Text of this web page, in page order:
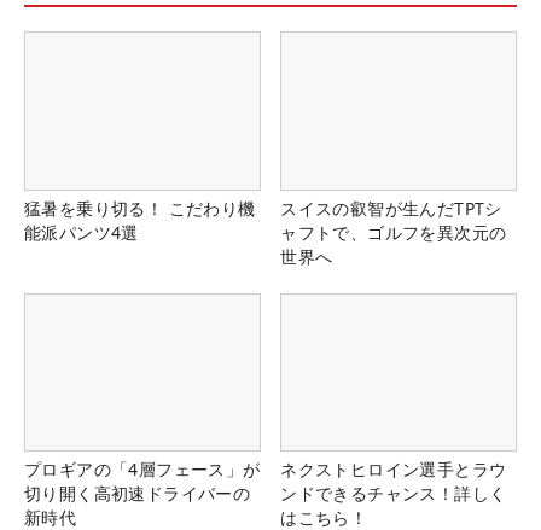
猛暑を乗り切る！ こだわり機
能派パンツ4選
スイスの叡智が生んだTPTシ
ャフトで、ゴルフを異次元の
世界へ
プロギアの「4層フェース」が
切り開く高初速ドライバーの
新時代
ネクストヒロイン選手とラウ
ンドできるチャンス！詳しく
はこちら！